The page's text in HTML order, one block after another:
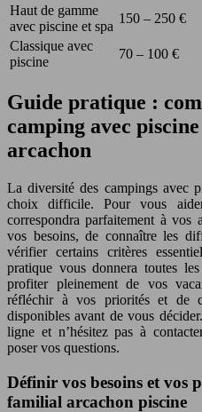
Haut de gamme
avec piscine et spa
150 – 250 €
Classique avec
piscine
70 – 100 €
Guide pratique :
camping avec
arcachon
La diversité des campings avec
choix difficile. Pour vous
correspondra parfaitement à vos
vos besoins, de connaître les
vérifier certains critères
pratique vous donnera toutes
profiter pleinement de vos
réfléchir à vos priorités et de
disponibles avant de vous
ligne et n’hésitez pas à
poser vos questions.
Définir vos besoins et vos
familial arcachon piscine